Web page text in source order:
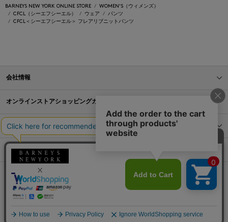
BARNEYS NEW YORK ONLINE STORE
WOMEN'S（ウィメンズ）
CFCL（シーエフシーエル）
ウェア
パンツ
CFCL＜シーエフシーエル＞ フレアリブニットパンツ
会社情報
オンラインストアショッピングガイド
店舗情報
サービス
BLOG
Barneys Japan. all rights reserved.